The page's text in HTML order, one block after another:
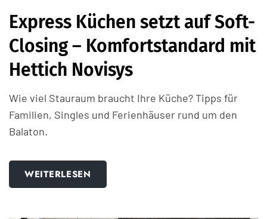
Express Küchen setzt auf Soft-
Closing – Komfortstandard mit
Hettich Novisys
Wie viel Stauraum braucht Ihre Küche? Tipps für
Familien, Singles und Ferienhäuser rund um den
Balaton.
WEITERLESEN